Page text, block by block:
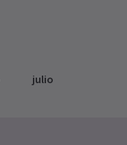
julio